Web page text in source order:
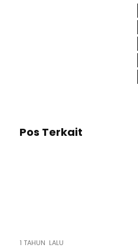
Pos Terkait
1 TAHUN LALU